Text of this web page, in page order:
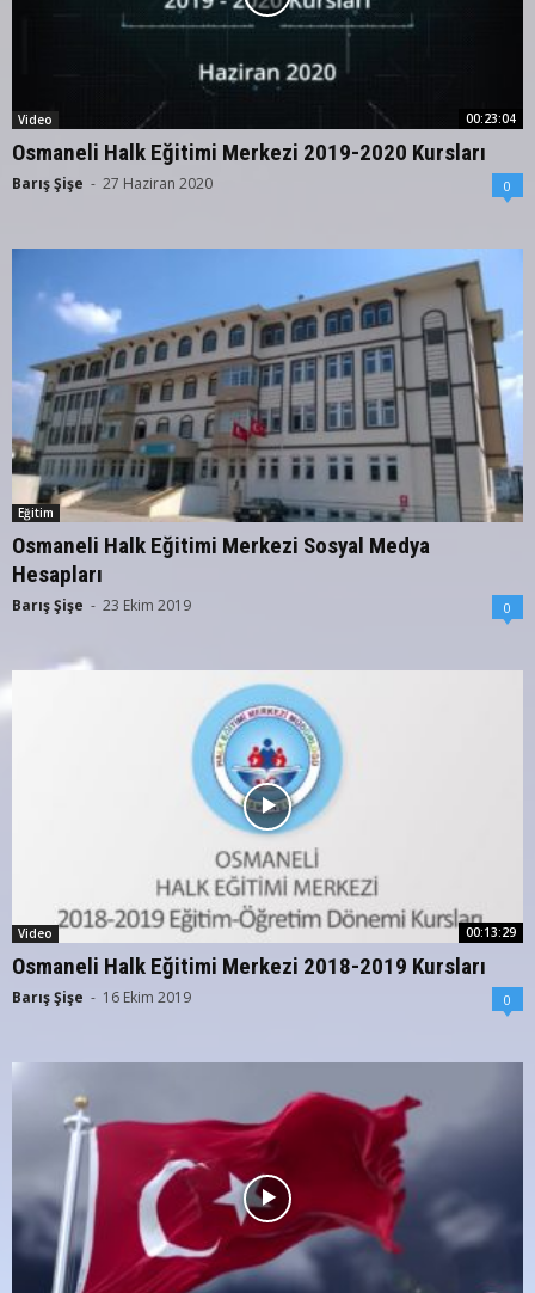
00:23:04
Video
Osmaneli Halk Eğitimi Merkezi 2019-2020 Kursları
Barış Şişe - 27 Haziran 2020 0
Eğitim
Osmaneli Halk Eğitimi Merkezi Sosyal Medya
Hesapları
Barış Şişe - 23 Ekim 2019 0
00:13:29
Video
Osmaneli Halk Eğitimi Merkezi 2018-2019 Kursları
Barış Şişe - 16 Ekim 2019 0